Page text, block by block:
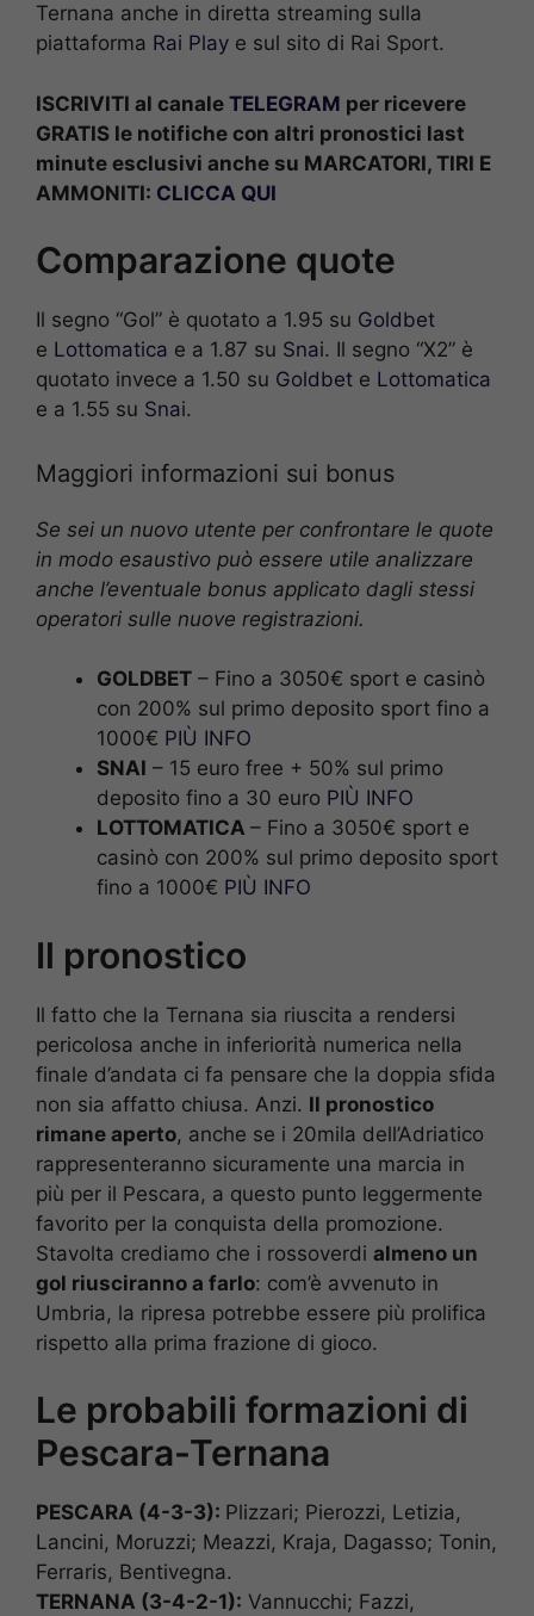
Ternana anche in diretta streaming sulla
piattaforma Rai Play e sul sito di Rai Sport.
ISCRIVITI al canale TELEGRAM per ricevere
GRATIS le notifiche con altri pronostici last
minute esclusivi anche su MARCATORI, TIRI E
AMMONITI: CLICCA QUI
Comparazione quote
Il segno “Gol” è quotato a 1.95 su Goldbet
e Lottomatica e a 1.87 su Snai. Il segno “X2” è
quotato invece a 1.50 su Goldbet e Lottomatica
e a 1.55 su Snai.
Maggiori informazioni sui bonus
Se sei un nuovo utente per confrontare le quote
in modo esaustivo può essere utile analizzare
anche l’eventuale bonus applicato dagli stessi
operatori sulle nuove registrazioni.
GOLDBET – Fino a 3050€ sport e casinò
con 200% sul primo deposito sport fino a
1000€ PIÙ INFO
SNAI – 15 euro free + 50% sul primo
deposito fino a 30 euro PIÙ INFO
LOTTOMATICA – Fino a 3050€ sport e
casinò con 200% sul primo deposito sport
fino a 1000€ PIÙ INFO
Il pronostico
Il fatto che la Ternana sia riuscita a rendersi
pericolosa anche in inferiorità numerica nella
finale d’andata ci fa pensare che la doppia sfida
non sia affatto chiusa. Anzi. Il pronostico
rimane aperto, anche se i 20mila dell’Adriatico
rappresenteranno sicuramente una marcia in
più per il Pescara, a questo punto leggermente
favorito per la conquista della promozione.
Stavolta crediamo che i rossoverdi almeno un
gol riusciranno a farlo: com’è avvenuto in
Umbria, la ripresa potrebbe essere più prolifica
rispetto alla prima frazione di gioco.
Le probabili formazioni di
Pescara-Ternana
PESCARA (4-3-3): Plizzari; Pierozzi, Letizia,
Lancini, Moruzzi; Meazzi, Kraja, Dagasso; Tonin,
Ferraris, Bentivegna.
TERNANA (3-4-2-1): Vannucchi; Fazzi,